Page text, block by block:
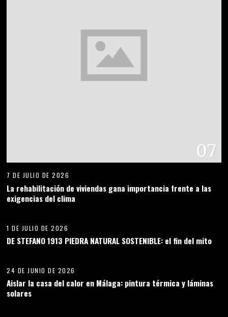
07
7 DE JULIO DE 2026
La rehabilitación de viviendas gana importancia frente a las
exigencias del clima
1 DE JULIO DE 2026
DE STEFANO 1913 PIEDRA NATURAL SOSTENIBLE: el fin del mito
09
24 DE JUNIO DE 2026
Aislar la casa del calor en Málaga: pintura térmica y láminas
solares